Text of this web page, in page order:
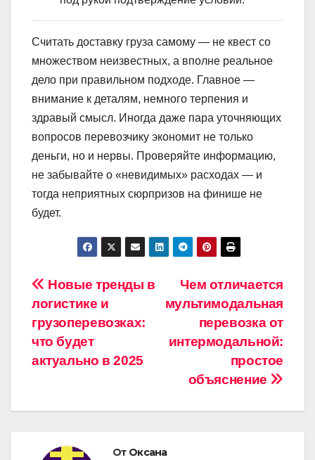
Считать доставку груза самому — не квест со
множеством неизвестных, а вполне реальное
дело при правильном подходе. Главное —
внимание к деталям, немного терпения и
здравый смысл. Иногда даже пара уточняющих
вопросов перевозчику экономит не только
деньги, но и нервы. Проверяйте информацию,
не забывайте о «невидимых» расходах — и
тогда неприятных сюрпризов на финише не
будет.
Навигация
по
записям
Чем отличается
мультимодальная
перевозка от
интермодальной:
простое
объяснение
Новые тренды в
логистике и
грузоперевозках:
что будет
актуально в 2025
От Оксана